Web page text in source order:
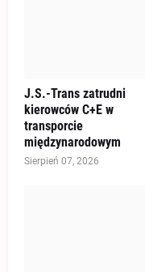
J.S.-Trans zatrudni
kierowców C+E w
transporcie
międzynarodowym
Sierpień 07, 2026